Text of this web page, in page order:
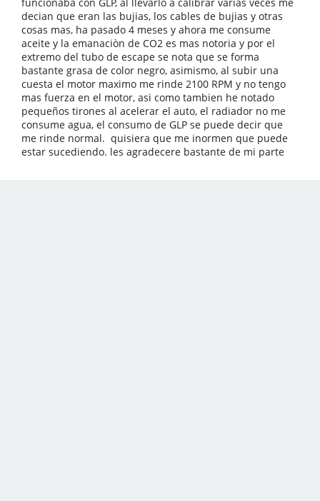
decian que eran las bujias, los cables de bujias y otras
cosas mas, ha pasado 4 meses y ahora me consume
aceite y la emanaciòn de CO2 es mas notoria y por el
extremo del tubo de escape se nota que se forma
bastante grasa de color negro, asimismo, al subir una
cuesta el motor maximo me rinde 2100 RPM y no tengo
mas fuerza en el motor, asi como tambien he notado
pequeños tirones al acelerar el auto, el radiador no me
consume agua, el consumo de GLP se puede decir que
me rinde normal. quisiera que me inormen que puede
estar sucediendo. les agradecere bastante de mi parte